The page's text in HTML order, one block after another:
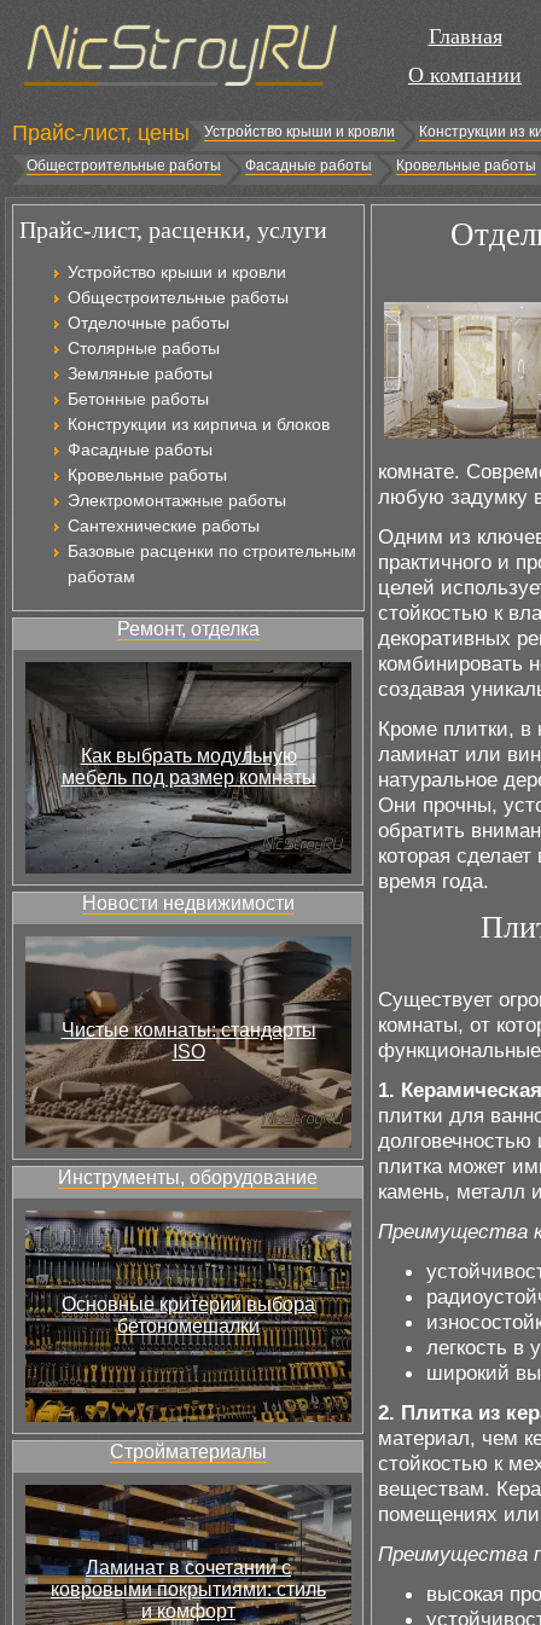
Главная
О компании
Прайс-лист, цены Устройство крыши и кровли
Конструкции из
Общестроительные работы
Фасадные работы Кровельные работы
Прайс-лист, расценки, услуги
Устройство крыши и кровли
Общестроительные работы
Отделочные работы
Столярные работы
Земляные работы
Бетонные работы
Конструкции из кирпича и блоков
Фасадные работы
Кровельные работы
Электромонтажные работы
Сантехнические работы
Базовые расценки по строительным
работам
Ремонт, отделка
Как выбрать модульную
мебель под размер комнаты
Новости недвижимости
Чистые комнаты: стандарты
ISO
Инструменты, оборудование
Основные критерии выбора
бетономешалки
Стройматериалы
Ламинат в сочетании с
ковровыми покрытиями: стиль
и комфорт
комнате.
любую задумку
Одним из
практичного и
целей
стойкостью к
декоративных
комбинировать
создавая
Кроме плитки, в
ламинат или
натуральное
Они прочны,
обратить
которая
время года.
Существует
комнаты, от
1.
плитки для
плитка может
камень, металл
Преимущества
легкость в
широкий
2. Плитка из
материал, чем
стойкостью к
веществам.
помещениях
Преимущества
высокая